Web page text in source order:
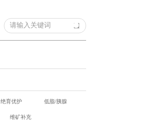
绝育优护 低脂/胰腺
维矿补充